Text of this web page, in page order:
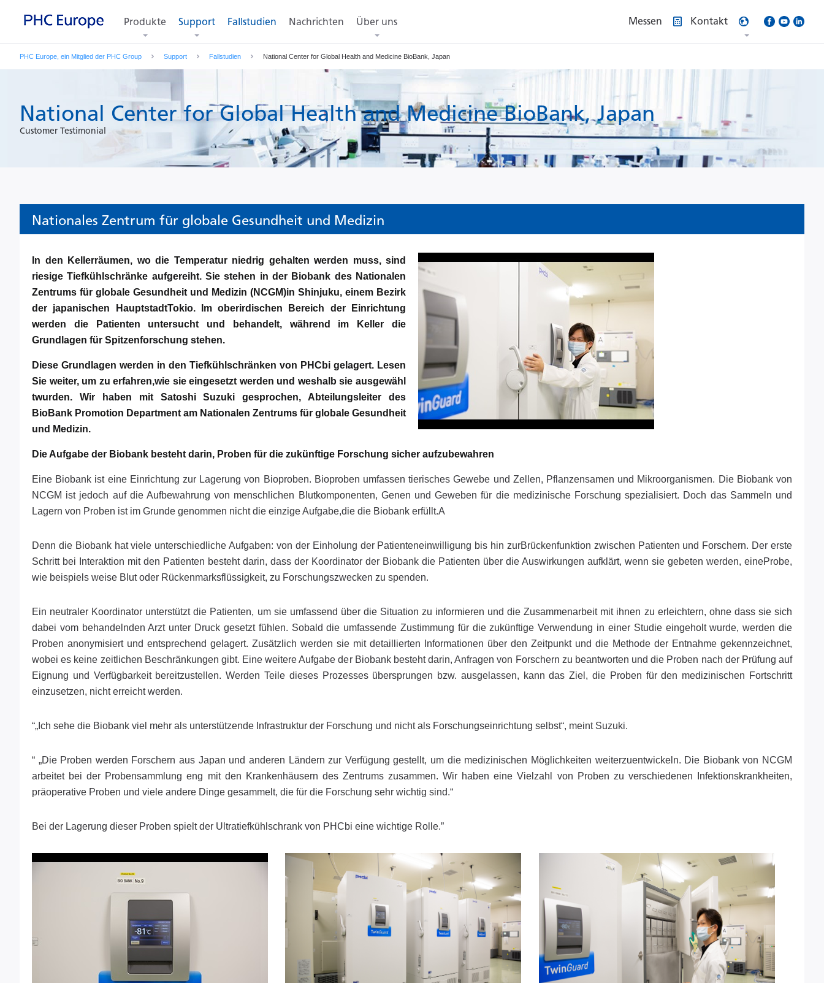
Produkte Support Fallstudien Nachrichten Über uns Messen Kontakt
PHC Europe, ein Mitglied der PHC Group Support Fallstudien National Center for Global Health and Medicine BioBank, Japan
National Center for Global Health and Medicine BioBank, Japan
Customer Testimonial
Nationales Zentrum für globale Gesundheit und Medizin
In den Kellerräumen, wo die Temperatur niedrig gehalten werden muss, sind
riesige Tiefkühlschränke aufgereiht. Sie stehen in der Biobank des Nationalen
Zentrums für globale Gesundheit und Medizin (NCGM)in Shinjuku, einem Bezirk
der japanischen HauptstadtTokio. Im oberirdischen Bereich der Einrichtung
werden die Patienten untersucht und behandelt, während im Keller die
Grundlagen für Spitzenforschung stehen.
Diese Grundlagen werden in den Tiefkühlschränken von PHCbi gelagert. Lesen
Sie weiter, um zu erfahren,wie sie eingesetzt werden und weshalb sie ausgewähl
twurden. Wir haben mit Satoshi Suzuki gesprochen, Abteilungsleiter des
BioBank Promotion Department am Nationalen Zentrums für globale Gesundheit
und Medizin.
Die Aufgabe der Biobank besteht darin, Proben für die zukünftige Forschung sicher aufzubewahren
Eine Biobank ist eine Einrichtung zur Lagerung von Bioproben. Bioproben umfassen tierisches Gewebe und Zellen, Pflanzensamen und Mikroorganismen. Die Biobank von
NCGM ist jedoch auf die Aufbewahrung von menschlichen Blutkomponenten, Genen und Geweben für die medizinische Forschung spezialisiert. Doch das Sammeln und
Lagern von Proben ist im Grunde genommen nicht die einzige Aufgabe,die die Biobank erfüllt.A
Denn die Biobank hat viele unterschiedliche Aufgaben: von der Einholung der Patienteneinwilligung bis hin zurBrückenfunktion zwischen Patienten und Forschern. Der erste
Schritt bei Interaktion mit den Patienten besteht darin, dass der Koordinator der Biobank die Patienten über die Auswirkungen aufklärt, wenn sie gebeten werden, eineProbe,
wie beispiels weise Blut oder Rückenmarksflüssigkeit, zu Forschungszwecken zu spenden.
Ein neutraler Koordinator unterstützt die Patienten, um sie umfassend über die Situation zu informieren und die Zusammenarbeit mit ihnen zu erleichtern, ohne dass sie sich
dabei vom behandelnden Arzt unter Druck gesetzt fühlen. Sobald die umfassende Zustimmung für die zukünftige Verwendung in einer Studie eingeholt wurde, werden die
Proben anonymisiert und entsprechend gelagert. Zusätzlich werden sie mit detaillierten Informationen über den Zeitpunkt und die Methode der Entnahme gekennzeichnet,
wobei es keine zeitlichen Beschränkungen gibt. Eine weitere Aufgabe der Biobank besteht darin, Anfragen von Forschern zu beantworten und die Proben nach der Prüfung auf
Eignung und Verfügbarkeit bereitzustellen. Werden Teile dieses Prozesses übersprungen bzw. ausgelassen, kann das Ziel, die Proben für den medizinischen Fortschritt
einzusetzen, nicht erreicht werden.
“„Ich sehe die Biobank viel mehr als unterstützende Infrastruktur der Forschung und nicht als Forschungseinrichtung selbst“, meint Suzuki.
“ „Die Proben werden Forschern aus Japan und anderen Ländern zur Verfügung gestellt, um die medizinischen Möglichkeiten weiterzuentwickeln. Die Biobank von NCGM
arbeitet bei der Probensammlung eng mit den Krankenhäusern des Zentrums zusammen. Wir haben eine Vielzahl von Proben zu verschiedenen Infektionskrankheiten,
präoperative Proben und viele andere Dinge gesammelt, die für die Forschung sehr wichtig sind.“
Bei der Lagerung dieser Proben spielt der Ultratiefkühlschrank von PHCbi eine wichtige Rolle.”